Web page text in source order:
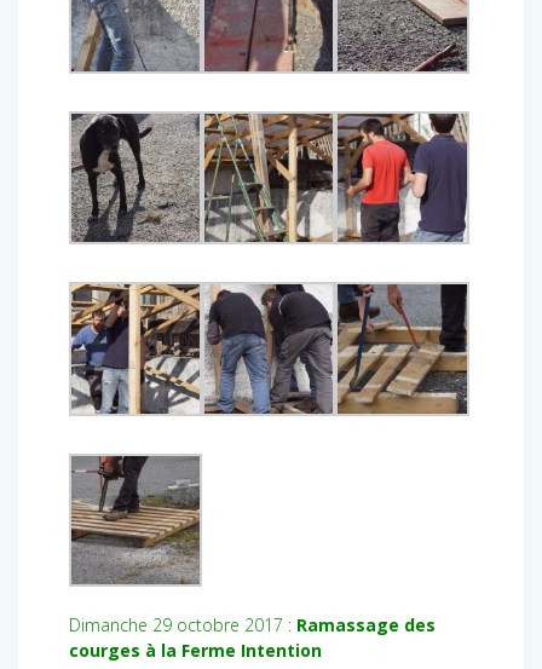
Dimanche 29 octobre 2017 : Ramassage des
courges à la Ferme Intention